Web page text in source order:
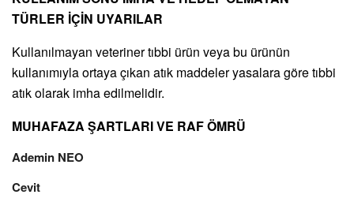
TÜRLER İÇİN UYARILAR
Kullanılmayan veteriner tıbbi ürün veya bu ürünün
kullanımıyla ortaya çıkan atık maddeler yasalara göre tıbbi
atık olarak imha edilmelidir.
MUHAFAZA ŞARTLARI VE RAF ÖMRÜ
Ademin NEO
Cevit